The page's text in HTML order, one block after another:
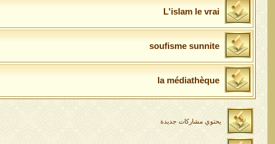
L'islam le vrai
soufisme sunnite
la médiathèque
يحتوي مشاركات جديدة